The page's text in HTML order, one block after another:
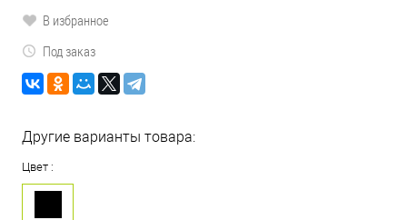
В избранное
Под заказ
Другие варианты товара:
Цвет :